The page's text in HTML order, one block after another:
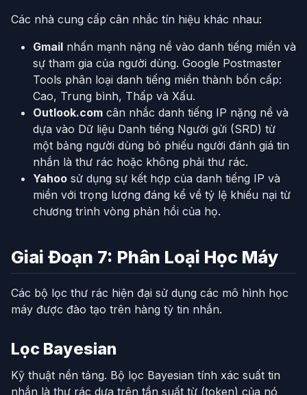
Các nhà cung cấp cân nhắc tín hiệu khác nhau:
Gmail nhấn mạnh nặng nề vào danh tiếng miền và
sự tham gia của người dùng. Google Postmaster
Tools phân loại danh tiếng miền thành bốn cấp:
Cao, Trung bình, Thấp và Xấu.
Outlook.com cân nhắc danh tiếng IP nặng nề và
dựa vào Dữ liệu Danh tiếng Người gửi (SRD) từ
một bảng người dùng bỏ phiếu người đánh giá tin
nhắn là thư rác hoặc không phải thư rác.
Yahoo sử dụng sự kết hợp của danh tiếng IP và
miền với trọng lượng đáng kể về tỷ lệ khiếu nại từ
chương trình vòng phản hồi của họ.
Giai Đoạn 7: Phân Loại Học Máy
Các bộ lọc thư rác hiện đại sử dụng các mô hình học
máy được đào tạo trên hàng tỷ tin nhắn.
Lọc Bayesian
Kỹ thuật nền tảng. Bộ lọc Bayesian tính xác suất tin
nhắn là thư rác dựa trên tần suất từ (token) của nó